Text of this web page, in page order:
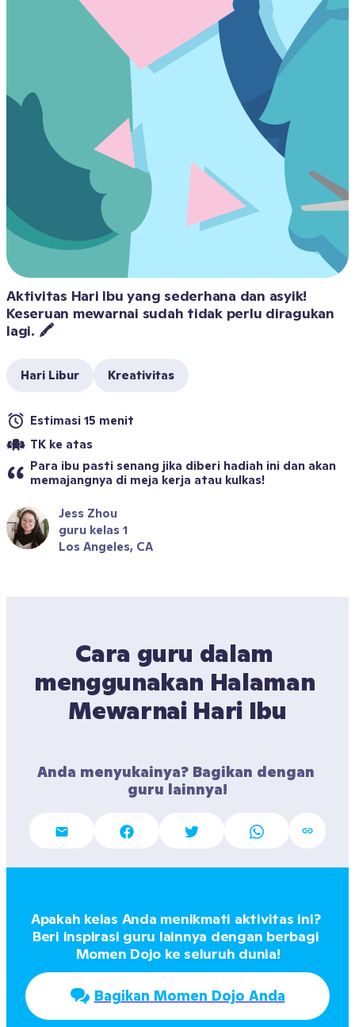
Aktivitas Hari Ibu yang sederhana dan asyik!
Keseruan mewarnai sudah tidak perlu diragukan
lagi. 🖍️
Hari Libur Kreativitas
Estimasi 15 menit
TK ke atas
Para ibu pasti senang jika diberi hadiah ini dan akan
memajangnya di meja kerja atau kulkas!
Jess Zhou
guru kelas 1
Los Angeles, CA
Cara guru dalam
menggunakan Halaman
Mewarnai Hari Ibu
Anda menyukainya? Bagikan dengan
guru lainnya!
Apakah kelas Anda menikmati aktivitas ini?
Beri inspirasi guru lainnya dengan berbagi
Momen Dojo ke seluruh dunia!
Bagikan Momen Dojo Anda